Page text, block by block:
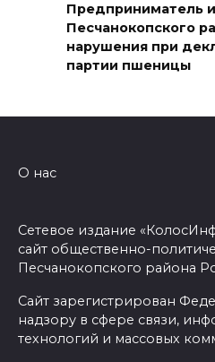
предупреждение
высокого риска
08 августа 2026 09:32
Утром над
Аномальная
накроет
08 августа 2026 09:23
Предприниматель
Песчанокопского
нарушения при
партии пшеницы
О нас
Сетевое издание
сайт общественно-
Песчанокопского района
Сайт зарегистрирован
надзору в сфере связи,
технологий и массовых